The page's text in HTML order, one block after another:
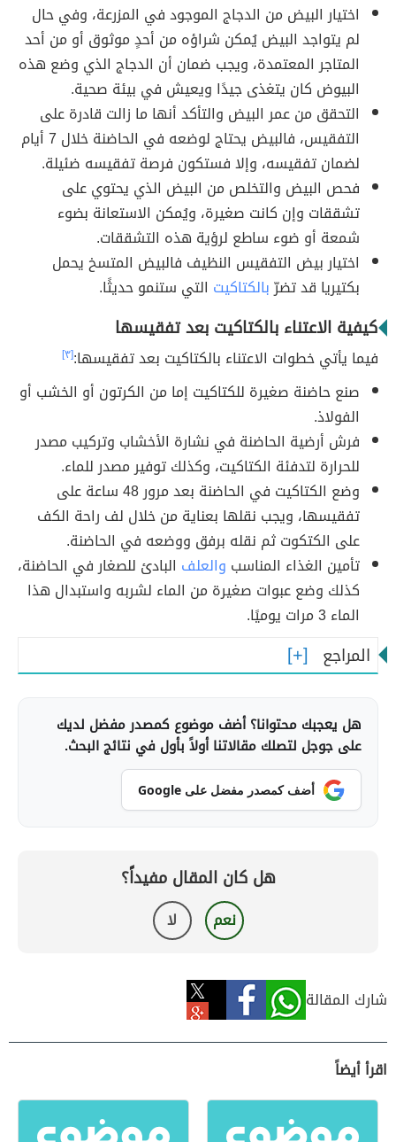
اختيار البيض من الدجاج الموجود في المزرعة، وفي حال
لم يتواجد البيض يُمكن شراؤه من أحدٍ موثوق أو من أحد
المتاجر المعتمدة، ويجب ضمان أن الدجاج الذي وضع هذه
البيوض كان يتغذى جيدًا ويعيش في بيئة صحية.
التحقق من عمر البيض والتأكد أنها ما زالت قادرة على
التفقيس، فالبيض يحتاج لوضعه في الحاضنة خلال 7 أيام
لضمان تفقيسه، وإلا فستكون فرصة تفقيسه ضئيلة.
فحص البيض والتخلص من البيض الذي يحتوي على
تشققات وإن كانت صغيرة، ويُمكن الاستعانة بضوء
شمعة أو ضوء ساطع لرؤية هذه التشققات.
اختيار بيض التفقيس النظيف فالبيض المتسخ يحمل
بكتيريا قد تضرّبالكتاكيت التي ستنمو حديثًا.
كيفية الاعتناء بالكتاكيت بعد تفقيسها
فيما يأتي خطوات الاعتناء بالكتاكيت بعد تفقيسها:[٣]
صنع حاضنة صغيرة للكتاكيت إما من الكرتون أو الخشب أو
الفولاذ.
فرش أرضية الحاضنة في نشارة الأخشاب وتركيب مصدر
للحرارة لتدفئة الكتاكيت، وكذلك توفير مصدر للماء.
وضع الكتاكيت في الحاضنة بعد مرور 48 ساعة على
تفقيسها، ويجب نقلها بعناية من خلال لف راحة الكف
على الكتكوت ثم نقله برفق ووضعه في الحاضنة.
تأمين الغذاء المناسب والعلف البادئ للصغار في الحاضنة،
كذلك وضع عبوات صغيرة من الماء لشربه واستبدال هذا
الماء 3 مرات يوميًا.
المراجع
هل يعجبك محتوانا؟ أضف موضوع كمصدر مفضل لديك
على جوجل لتصلك مقالاتنا أولاً بأول في نتائج البحث.
أضف كمصدر مفضل على Google
هل كان المقال مفيداً؟
نعم لا
شارك المقالة
اقرأ أيضاً